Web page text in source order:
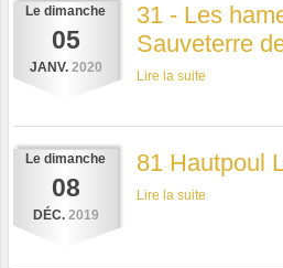
Le dimanche
05
JANV. 2020
31 - Les
Sauveterre
Lire la suite
Le dimanche
08
DÉC. 2019
81 Hautpoul
Lire la suite